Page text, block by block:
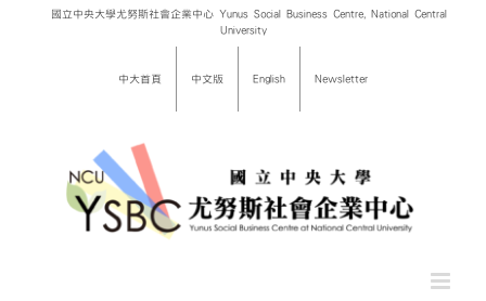
國立中央大學尤努斯社會企業中心 Yunus Social Business Centre, National Central
University
中大首頁 中文版 English Newsletter